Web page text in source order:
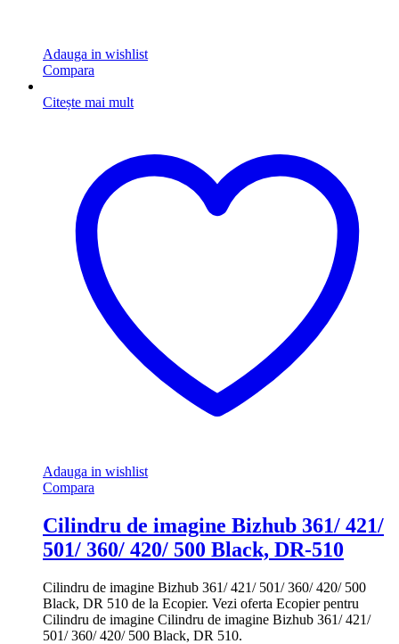
Adauga in wishlist
Compara
Citește mai mult
Adauga in wishlist
Compara
Cilindru de imagine Bizhub 361/ 421/
501/ 360/ 420/ 500 Black, DR-510
Cilindru de imagine Bizhub 361/ 421/ 501/ 360/ 420/ 500
Black, DR 510 de la Ecopier. Vezi oferta Ecopier pentru
Cilindru de imagine Cilindru de imagine Bizhub 361/ 421/
501/ 360/ 420/ 500 Black, DR 510.